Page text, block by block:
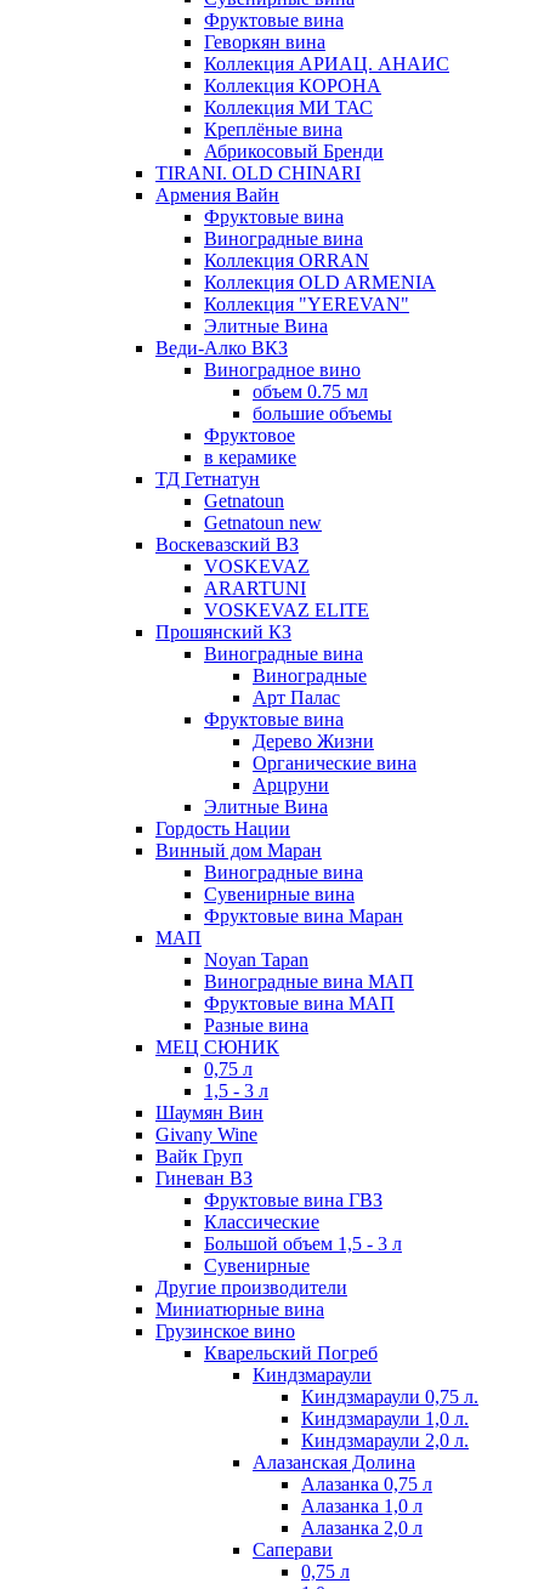
Фруктовые вина
Геворкян вина
Коллекция АРИАЦ. АНАИС
Коллекция КОРОНА
Коллекция МИ ТАС
Креплёные вина
Абрикосовый Бренди
TIRANI. OLD CHINARI
Армения Вайн
Фруктовые вина
Виноградные вина
Коллекция ORRAN
Коллекция OLD ARMENIA
Коллекция "YEREVAN"
Элитные Вина
Веди-Алко ВКЗ
Виноградное вино
объем 0.75 мл
большие объемы
Фруктовое
в керамике
ТД Гетнатун
Getnatoun
Getnatoun new
Воскевазский ВЗ
VOSKEVAZ
ARARTUNI
VOSKEVAZ ELITE
Прошянский КЗ
Виноградные вина
Виноградные
Арт Палас
Фруктовые вина
Дерево Жизни
Органические вина
Арцруни
Элитные Вина
Гордость Нации
Винный дом Маран
Виноградные вина
Сувенирные вина
Фруктовые вина Маран
МАП
Noyan Tapan
Виноградные вина МАП
Фруктовые вина МАП
Разные вина
МЕЦ СЮНИК
0,75 л
1,5 - 3 л
Шаумян Вин
Givany Wine
Вайк Груп
Гиневан ВЗ
Фруктовые вина ГВЗ
Классические
Большой объем 1,5 - 3 л
Сувенирные
Другие производители
Миниатюрные вина
Грузинское вино
Кварельский Погреб
Киндзмараули
Киндзмараули 0,75 л.
Киндзмараули 1,0 л.
Киндзмараули 2,0 л.
Алазанская Долина
Алазанка 0,75 л
Алазанка 1,0 л
Алазанка 2,0 л
Саперави
0,75 л